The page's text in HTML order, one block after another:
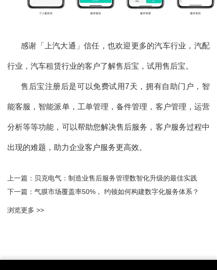
感谢「上汽大通」信任，也欢迎更多的汽车行业，汽配
行业，汽车租赁行业的客户了解售后宝，试用售后宝。
售后宝注册后是可以免费试用7天，拥有自助门户，智
能客服，智能派单，工单管理，备件管理，客户管理，运营
分析等等功能，可以帮助您解决售后服务，客户服务过程中
出现的难题，助力企业客户服务更高效。
上一篇： 贝克电气：制造业售后服务管理数智化升级的最佳实践
下一篇： 气膜市场覆盖率50%， 约顿如何构建数字化服务体系？
浏览更多 >>